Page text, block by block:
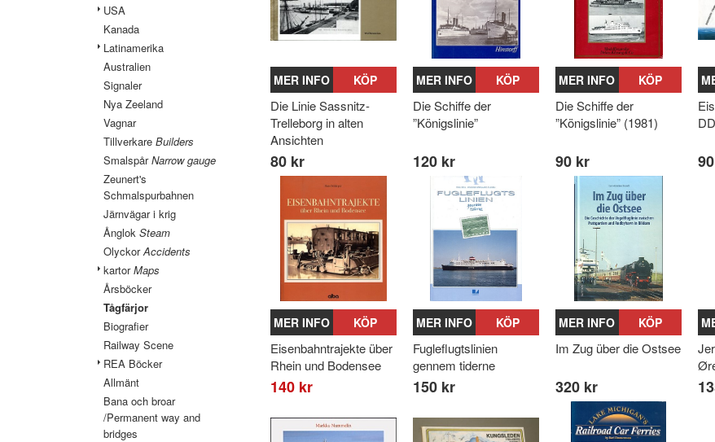
USA
Kanada
Latinamerika
Australien
Signaler
Nya Zeeland
Vagnar
Tillverkare Builders
SmalspårNarrow gauge
Zeunert's
Schmalspurbahnen
Järnvägar i krig
Ånglok Steam
OlyckorAccidents
kartorMaps
Årsböcker
Tågfärjor
Biografier
Railway Scene
REA Böcker
Allmänt
Bana och broar
/Permanent way and
bridges
MER INFO KÖP
Die Linie Sassnitz-
Trelleborg in alten
Ansichten
80 kr
MER INFO KÖP
Die Schiffe der
”Königslinie”
120 kr
MER INFO KÖP
Die Schiffe der
”Königslinie” (1981)
90 kr
MER INFO KÖP
Eisenbahntrajekte über
Rhein und Bodensee
140 kr
MER INFO KÖP
Fugleflugtslinien
gennem tiderne
150 kr
MER INFO KÖP
Im Zug über die Ostsee
320 kr